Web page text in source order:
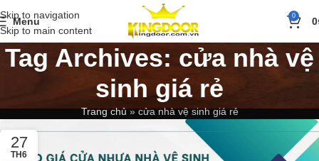
Skip to navigation
Skip to main content
Menu 0 0
Tag Archives: cửa nhà vệ
sinh giá rẻ
Trang chủ»cửa nhà vệ sinh giá rẻ
27
TH6